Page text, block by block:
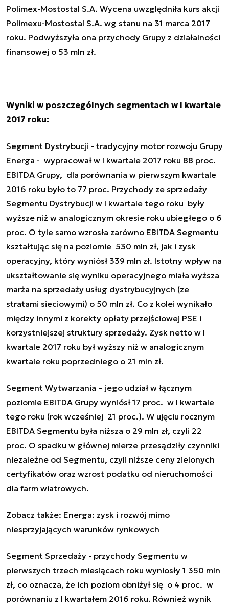
Polimex-Mostostal S.A. Wycena uwzględniła kurs akcji
Polimexu-Mostostal S.A. wg stanu na 31 marca 2017
roku. Podwyższyła ona przychody Grupy z działalności
finansowej o 53 mln zł.
Wyniki w poszczególnych segmentach w I kwartale
2017 roku:
Segment Dystrybucji - tradycyjny motor rozwoju Grupy
Energa - wypracował w I kwartale 2017 roku 88 proc.
EBITDA Grupy, dla porównania w pierwszym kwartale
2016 roku było to 77 proc. Przychody ze sprzedaży
Segmentu Dystrybucji w I kwartale tego roku były
wyższe niż w analogicznym okresie roku ubiegłego o 6
proc. O tyle samo wzrosła zarówno EBITDA Segmentu
kształtując się na poziomie 530 mln zł, jak i zysk
operacyjny, który wyniósł 339 mln zł. Istotny wpływ na
ukształtowanie się wyniku operacyjnego miała wyższa
marża na sprzedaży usług dystrybucyjnych (ze
stratami sieciowymi) o 50 mln zł. Co z kolei wynikało
między innymi z korekty opłaty przejściowej PSE i
korzystniejszej struktury sprzedaży. Zysk netto w I
kwartale 2017 roku był wyższy niż w analogicznym
kwartale roku poprzedniego o 21 mln zł.
Segment Wytwarzania – jego udział w łącznym
poziomie EBITDA Grupy wyniósł 17 proc. w I kwartale
tego roku (rok wcześniej 21 proc.). W ujęciu rocznym
EBITDA Segmentu była niższa o 29 mln zł, czyli 22
proc. O spadku w głównej mierze przesądziły czynniki
niezależne od Segmentu, czyli niższe ceny zielonych
certyfikatów oraz wzrost podatku od nieruchomości
dla farm wiatrowych.
Zobacz także: Energa: zysk i rozwój mimo
niesprzyjających warunków rynkowych
Segment Sprzedaży - przychody Segmentu w
pierwszych trzech miesiącach roku wyniosły 1 350 mln
zł, co oznacza, że ich poziom obniżył się o 4 proc. w
porównaniu z I kwartałem 2016 roku. Również wynik